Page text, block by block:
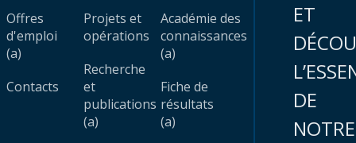
Offres
d'emploi
(a)
Contacts
Projets et
opérations
Recherche
et
publications
(a)
Académie des
connaissances
(a)
Fiche de
résultats
(a)
ET
DE
NOTRE